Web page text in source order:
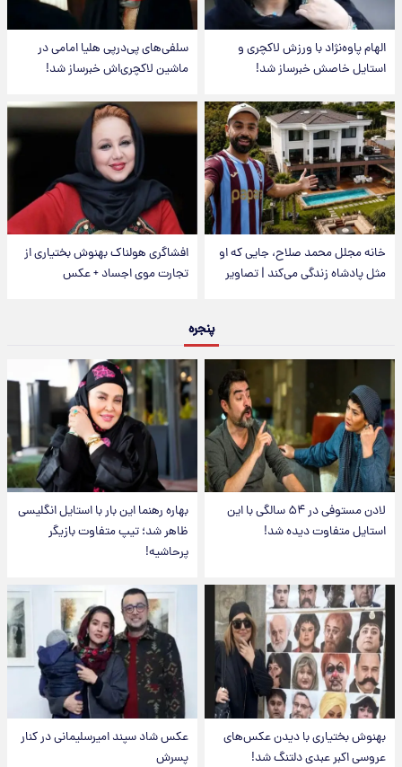
الهام پاوه‌نژاد با ورزش لاکچری و
استایل خاصش خبرساز شد!
سلفی‌های پی‌درپی هلیا امامی در
ماشین لاکچری‌اش خبرساز شد!
خانه مجلل محمد صلاح، جایی که او
مثل پادشاه زندگی می‌کند | تصاویر
افشاگری هولناک بهنوش بختیاری از
تجارت موی اجساد + عکس
پنجره
لادن مستوفی در ۵۴ سالگی با این
استایل متفاوت دیده شد!
بهاره رهنما این بار با استایل انگلیسی
ظاهر شد؛ تیپ متفاوت بازیگر
پرحاشیه!
بهنوش بختیاری با دیدن عکس‌های
عروسی اکبر عبدی دلتنگ شد!
عکس شاد سپند امیرسلیمانی در کنار
پسرش